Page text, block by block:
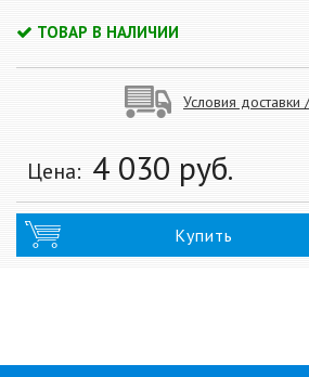
ТОВАР В НАЛИЧИИ
Условия доставки
Цена: 4 030 руб.
Купить